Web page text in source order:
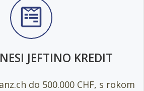
JEFTINO KREDIT
do 500.000 CHF, s rokom